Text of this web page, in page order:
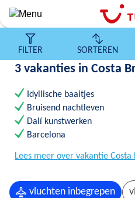
Overslaan
en
algemene
inhoud
FILTER SORTEREN
3 vakanties in Costa
Idyllische baaitjes
Bruisend nachtleven
Dalí kunstwerken
Barcelona
Lees meer over vakantie Costa
vluchten inbegrepen